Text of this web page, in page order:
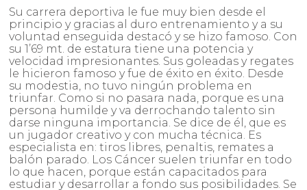
Su carrera deportiva le fue muy bien desde el
principio y gracias al duro entrenamiento y a su
voluntad enseguida destacó y se hizo famoso. Con
su 1’69 mt. de estatura tiene una potencia y
velocidad impresionantes. Sus goleadas y regates
le hicieron famoso y fue de éxito en éxito. Desde
su modestia, no tuvo ningún problema en
triunfar. Como si no pasara nada, porque es una
persona humilde y va derrochando talento sin
darse ninguna importancia. Se dice de él, que es
un jugador creativo y con mucha técnica. Es
especialista en: tiros libres, penaltis, remates a
balón parado. Los Cáncer suelen triunfar en todo
lo que hacen, porque están capacitados para
estudiar y desarrollar a fondo sus posibilidades. Se